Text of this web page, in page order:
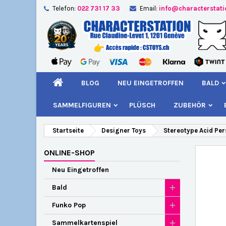
Telefon: 022 731 17 33 Email:
BLOG NEU EINGETROFFEN BALD
SAMMELFIGUREN PLÜSCH ZUBEHÖR
Startseite Designer Toys Stereotype Acid
ONLINE-SHOP
Neu Eingetroffen
Bald
Funko Pop
Sammelkartenspiel